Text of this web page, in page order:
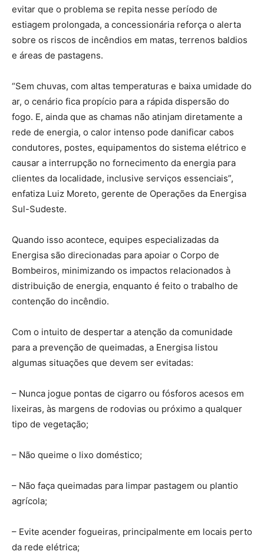
evitar que o problema se repita nesse período de
estiagem prolongada, a concessionária reforça o alerta
sobre os riscos de incêndios em matas, terrenos baldios
e áreas de pastagens.
“Sem chuvas, com altas temperaturas e baixa umidade do
ar, o cenário fica propício para a rápida dispersão do
fogo. E, ainda que as chamas não atinjam diretamente a
rede de energia, o calor intenso pode danificar cabos
condutores, postes, equipamentos do sistema elétrico e
causar a interrupção no fornecimento da energia para
clientes da localidade, inclusive serviços essenciais”,
enfatiza Luiz Moreto, gerente de Operações da Energisa
Sul-Sudeste.
Quando isso acontece, equipes especializadas da
Energisa são direcionadas para apoiar o Corpo de
Bombeiros, minimizando os impactos relacionados à
distribuição de energia, enquanto é feito o trabalho de
contenção do incêndio.
Com o intuito de despertar a atenção da comunidade
para a prevenção de queimadas, a Energisa listou
algumas situações que devem ser evitadas:
– Nunca jogue pontas de cigarro ou fósforos acesos em
lixeiras, às margens de rodovias ou próximo a qualquer
tipo de vegetação;
– Não queime o lixo doméstico;
– Não faça queimadas para limpar pastagem ou plantio
agrícola;
– Evite acender fogueiras, principalmente em locais perto
da rede elétrica;